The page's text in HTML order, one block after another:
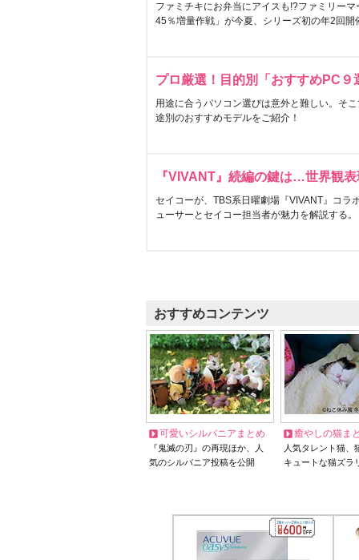
ファミチキにお弁当にアイスも!?ファミリー
45％増量作戦」が今夏、シリーズ初の年2回開
プロ厳選！目的別「おすすめPC９
用途に合うパソコン選びは意外と難しい。そ
途別のおすすめモデルをご紹介！
『VIVANT』続編の鍵は…世界観
セイコーが、TBS系日曜劇場『VIVANT』コラ
ューサーとセイコー担当者が魅力を解説する。
おすすめコンテンツ
可愛いシルバニアまとめ
『鬼滅の刃』の再現ほか、人
気のシルバニア投稿を公開
癒やしの猫ま
人気タレント猫
キュートな猫ズラ